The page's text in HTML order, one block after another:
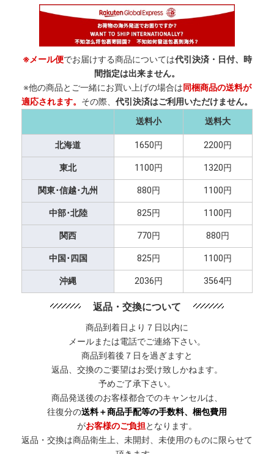
※メール便でお届けする商品については代引決済・日付、時
間指定は出来ません。
※他の商品とご一緒にお買い上げの場合は同梱商品の送料が
適応されます。 その際、 代引決済はご利用いただけません。
送料小
送料大
北海道 1650円 2200円
東北 1100円 1320円
関東･信越･九州 880円 1100円
中部･北陸 825円 1100円
関西 770円 880円
中国･四国 825円 1100円
沖縄 2036円 3564円
返品・交換について
商品到着日より７日以内に
メールまたは電話でご連絡下さい。
商品到着後７日を過ぎますと
返品、交換のご要望はお受け致しかねます。
予めご了承下さい。
商品発送後のお客様都合でのキャンセルは、
往復分の送料＋商品手配等の手数料、梱包費用
がお客様のご負担となります。
返品・交換は商品衛生上、未開封、未使用のものに限らせて